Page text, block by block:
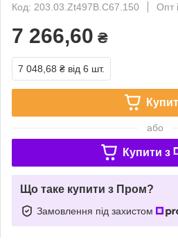
Код: 203.03.Zt497B.С67.150
Опт
7 266,60 ₴
7 048,68 ₴ від 6 шт.
або
Купити з
Що таке купити з Пром?
Замовлення під захистом